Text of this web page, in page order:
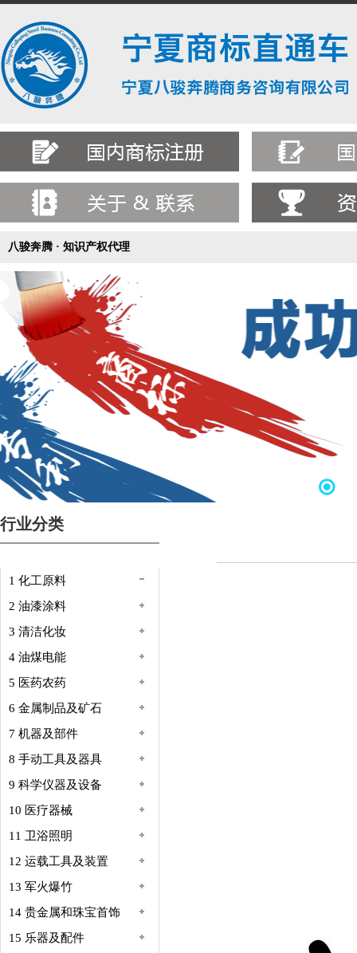
八骏奔腾 · 知识产权代理
行业分类
1 化工原料
2 油漆涂料
3 清洁化妆
4 油煤电能
5 医药农药
6 金属制品及矿石
7 机器及部件
8 手动工具及器具
9 科学仪器及设备
10 医疗器械
11 卫浴照明
12 运载工具及装置
13 军火爆竹
14 贵金属和珠宝首饰
15 乐器及配件